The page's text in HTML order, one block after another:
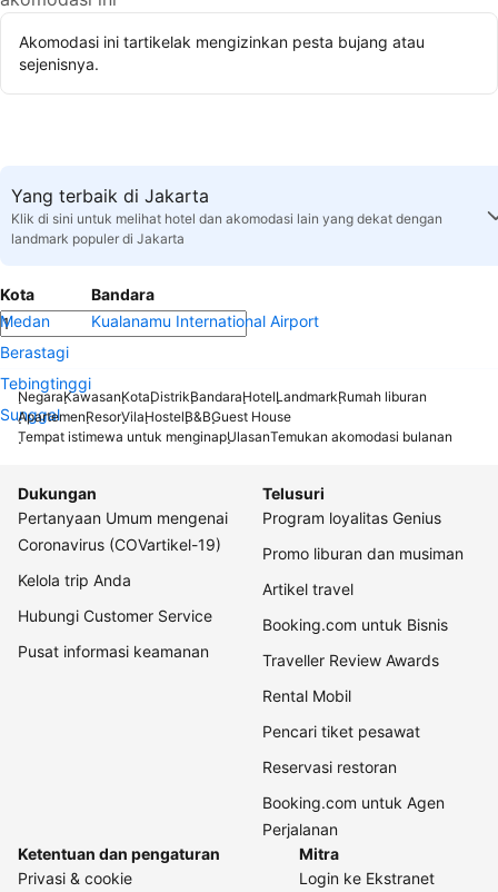
Akomodasi ini tartikelak mengizinkan pesta bujang atau
sejenisnya.
Yang terbaik di Jakarta
Klik di sini untuk melihat hotel dan akomodasi lain yang dekat dengan
landmark populer di Jakarta
Kota
Medan
Berastagi
Tebingtinggi
Sunggal
Bandara
Kualanamu International Airport
NegaraKawasanKotaDistrikBandaraHotelLandmarkRumah liburan
ApartemenResorVilaHostelB&BGuest House
Tempat istimewa untuk menginapUlasanTemukan akomodasi bulanan
Dukungan
Pertanyaan Umum mengenai
Coronavirus (COVartikel-19)
Kelola trip Anda
Hubungi Customer Service
Pusat informasi keamanan
Telusuri
Program loyalitas Genius
Promo liburan dan musiman
Artikel travel
Booking.com untuk Bisnis
Traveller Review Awards
Rental Mobil
Pencari tiket pesawat
Reservasi restoran
Booking.com untuk Agen
Perjalanan
Ketentuan dan pengaturan
Privasi & cookie
Mitra
Login ke Ekstranet